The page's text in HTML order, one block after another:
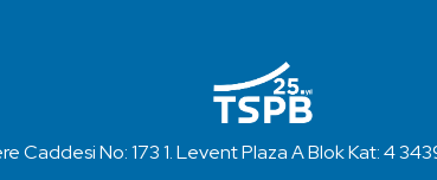
Caddesi No: 173 1. Levent Plaza A Blok Kat: 4